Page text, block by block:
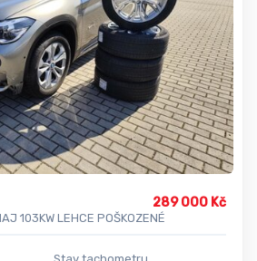
103KW LEHCE POŠKOZENÉ
289 000 Kč